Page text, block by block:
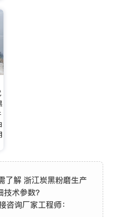
了解 浙江炭黑粉磨生产
术参数？
咨询厂家工程师：